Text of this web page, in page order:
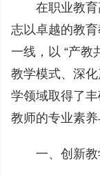
在职业教
志以卓越的教
一线，以 “产教
教学模式、深
学领域取得了
教师的专业素养
一、创新